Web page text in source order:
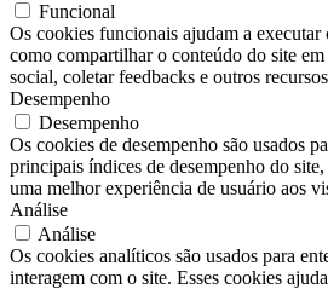
Funcional
Os cookies funcionais ajudam a executar
como compartilhar o conteúdo do site
social, coletar feedbacks e outros
Desempenho
Desempenho
Os cookies de desempenho são usados
principais índices de desempenho do
uma melhor experiência de usuário aos
Análise
Análise
Os cookies analíticos são usados ​​para
interagem com o site. Esses cookies